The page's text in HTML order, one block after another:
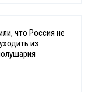
что Россия не
из